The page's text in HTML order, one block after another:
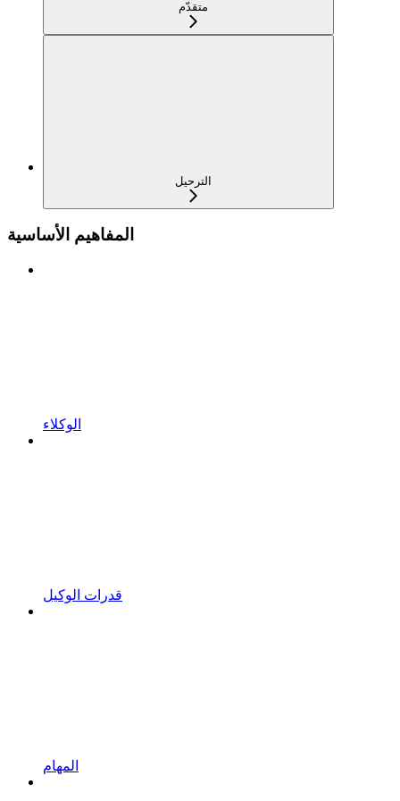
متقدّم
الترحيل
المفاهيم الأساسية
الوكلاء
قدرات الوكيل
المهام